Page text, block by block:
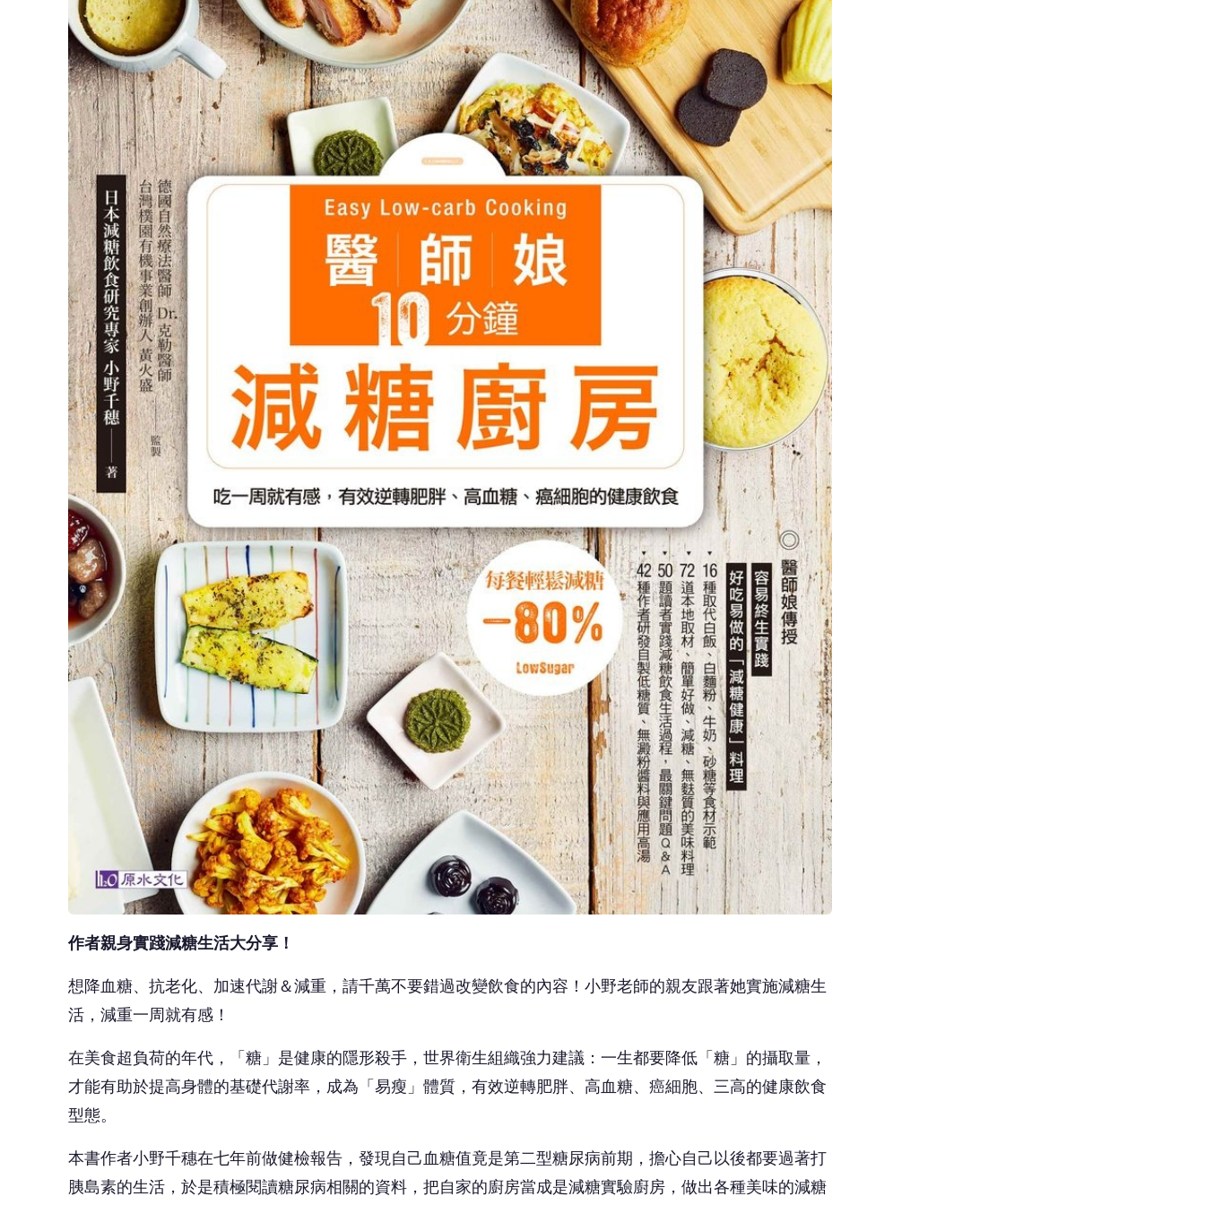
作者親身實踐減糖生活大分享！
想降血糖、抗老化、加速代謝＆減重，請千萬不要錯過改變飲食的內容！小野老師的親友跟著她實施減糖生
活，減重一周就有感！
在美食超負荷的年代，「糖」是健康的隱形殺手，世界衛生組織強力建議：一生都要降低「糖」的攝取量，
才能有助於提高身體的基礎代謝率，成為「易瘦」體質，有效逆轉肥胖、高血糖、癌細胞、三高的健康飲食
型態。
本書作者小野千穗在七年前做健檢報告，發現自己血糖值竟是第二型糖尿病前期，擔心自己以後都要過著打
胰島素的生活，於是積極閱讀糖尿病相關的資料，把自家的廚房當成是減糖實驗廚房，做出各種美味的減糖